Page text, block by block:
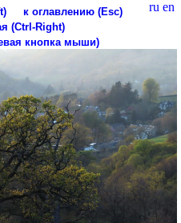
ru en
к оглавлению (Esc)
(Ctrl-Right)
кнопка мыши)